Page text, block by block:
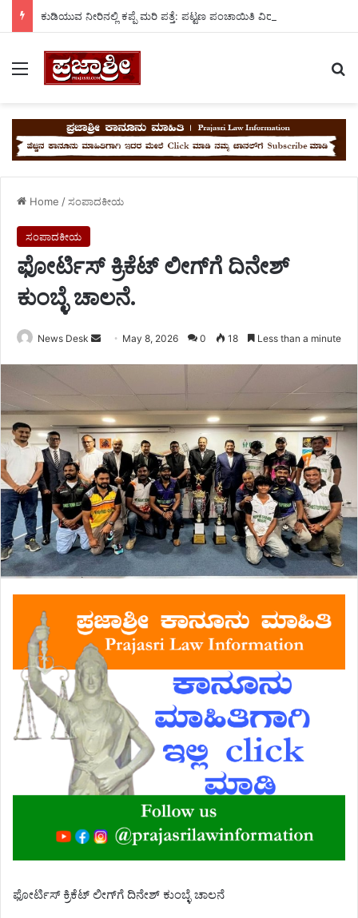
Menu
Home /ಸಂಪಾದಕೀಯ
ಸಂಪಾದಕೀಯ
​ಫೋರ್ಟಿಸ್ ಕ್ರಿಕೆಟ್ ಲೀಗ್‌ಗೆ ದಿನೇಶ್
ಕುಂಬ್ಳೆ ಚಾಲನೆ.
News Desk
Send May 8, 2026 0 18 Less than a minute
​ಫೋರ್ಟಿಸ್ ಕ್ರಿಕೆಟ್ ಲೀಗ್‌ಗೆ ದಿನೇಶ್ ಕುಂಬ್ಳೆ ಚಾಲನೆ